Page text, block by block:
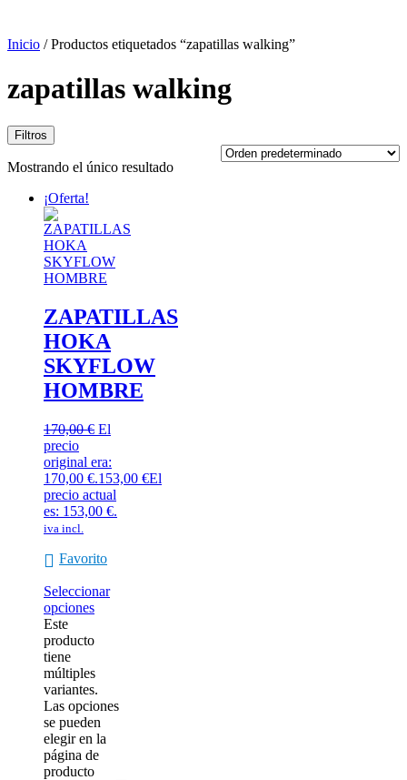
Inicio / Productos etiquetados “zapatillas walking”
zapatillas walking
Filtros
Mostrando el único resultado
¡Oferta!
ZAPATILLAS
HOKA
SKYFLOW
HOMBRE
170,00€ El
precio
original era:
170,00 €.153,00 €El
precio actual
es: 153,00 €.
iva incl.
Favorito
Seleccionar
opciones
Este
producto
tiene
múltiples
variantes.
Las opciones
se pueden
elegir en la
página de
producto